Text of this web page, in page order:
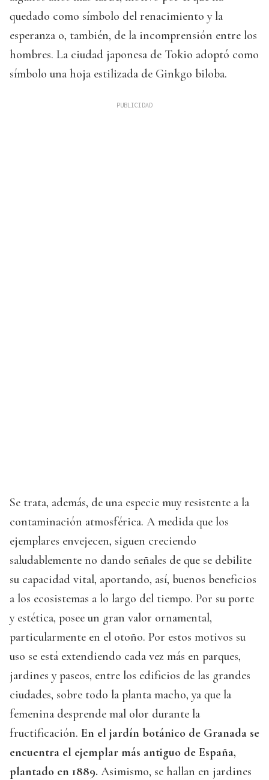
quedado como símbolo del renacimiento y la
esperanza o, también, de la incomprensión entre los
hombres. La ciudad japonesa de Tokio adoptó como
símbolo una hoja estilizada de Ginkgo biloba.
Se trata, además, de una especie muy resistente a la
contaminación atmosférica. A medida que los
ejemplares envejecen, siguen creciendo
saludablemente no dando señales de que se debilite
su capacidad vital, aportando, así, buenos beneficios
a los ecosistemas a lo largo del tiempo. Por su porte
y estética, posee un gran valor ornamental,
particularmente en el otoño. Por estos motivos su
uso se está extendiendo cada vez más en parques,
jardines y paseos, entre los edificios de las grandes
ciudades, sobre todo la planta macho, ya que la
femenina desprende mal olor durante la
fructificación. En el jardín botánico de Granada se
encuentra el ejemplar más antiguo de España,
plantado en 1889. Asimismo, se hallan en jardines